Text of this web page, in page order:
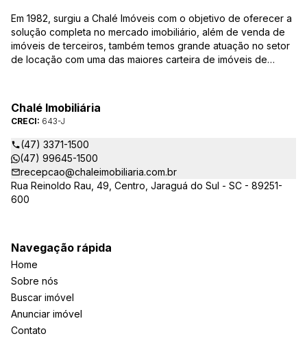
Em 1982, surgiu a Chalé Imóveis com o objetivo de oferecer a
solução completa no mercado imobiliário, além de venda de
imóveis de terceiros, também temos grande atuação no setor
de locação com uma das maiores carteira de imóveis de
Arte Imóveis. E também reavaliamos a nossa Missão, Visão e
Valores.
Chalé Imobiliária
CRECI: 643-J
(47) 3371-1500
(47) 99645-1500
recepcao@chaleimobiliaria.com.br
Rua Reinoldo Rau, 49, Centro, Jaraguá do Sul - SC - 89251-
600
Navegação rápida
Home
Sobre nós
Buscar imóvel
Anunciar imóvel
Contato